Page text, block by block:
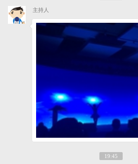
主持人
19:45